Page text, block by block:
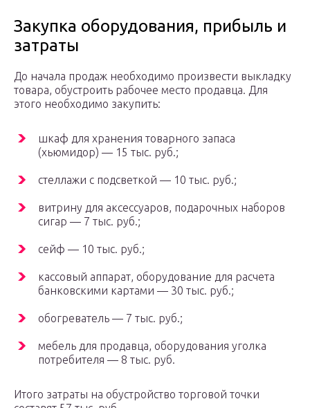
Закупка оборудования, прибыль и
затраты
До начала продаж необходимо произвести выкладку
товара, обустроить рабочее место продавца. Для
этого необходимо закупить:
шкаф для хранения товарного запаса
(хьюмидор) — 15 тыс. руб.;
стеллажи с подсветкой — 10 тыс. руб.;
витрину для аксессуаров, подарочных наборов
сигар — 7 тыс. руб.;
сейф — 10 тыс. руб.;
кассовый аппарат, оборудование для расчета
банковскими картами — 30 тыс. руб.;
обогреватель — 7 тыс. руб.;
мебель для продавца, оборудования уголка
потребителя — 8 тыс. руб.
Итого затраты на обустройство торговой точки